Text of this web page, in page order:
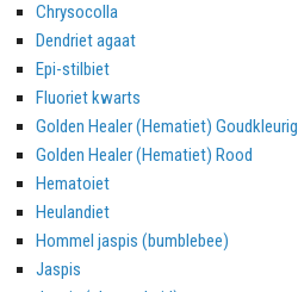
Chrysocolla
Dendriet agaat
Epi-stilbiet
Fluoriet kwarts
Golden Healer (Hematiet) Goudkleurig
Golden Healer (Hematiet) Rood
Hematoiet
Heulandiet
Hommel jaspis (bumblebee)
Jaspis